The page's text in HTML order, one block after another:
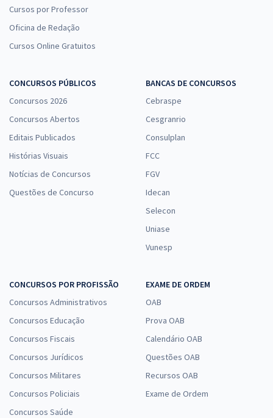
Cursos por Professor
Oficina de Redação
Cursos Online Gratuitos
CONCURSOS PÚBLICOS
Concursos 2026
Concursos Abertos
Editais Publicados
Histórias Visuais
Notícias de Concursos
Questões de Concurso
BANCAS DE CONCURSOS
Cebraspe
Cesgranrio
Consulplan
FCC
FGV
Idecan
Selecon
Uniase
Vunesp
CONCURSOS POR PROFISSÃO
Concursos Administrativos
Concursos Educação
Concursos Fiscais
Concursos Jurídicos
Concursos Militares
Concursos Policiais
Concursos Saúde
EXAME DE ORDEM
OAB
Prova OAB
Calendário OAB
Questões OAB
Recursos OAB
Exame de Ordem